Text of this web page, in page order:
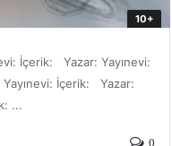
10+
İçerik: Yazar: Yayınevi:
İçerik: Yazar:
...
0